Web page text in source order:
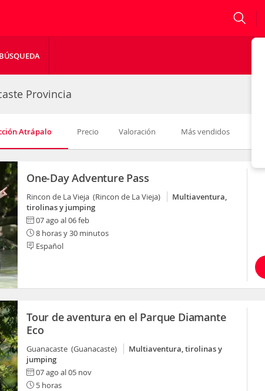
Provincia
Atrápalo Precio Valoración Más vendidos
One-Day Adventure Pass
Rincon de La Vieja (Rincon de La Vieja)
Multiaventura,
tirolinas y jumping
07 ago al 06 feb
8 horas y 30 minutos
Español
Tour de aventura en el Parque Diamante
Eco
Guanacaste (Guanacaste)
Multiaventura, tirolinas y
jumping
07 ago al 05 nov
5 horas